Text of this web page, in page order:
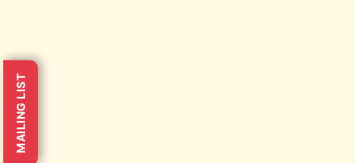
MAILING LIST